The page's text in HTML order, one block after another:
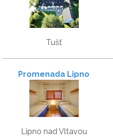
Tušť
Promenada Lipno
Lipno nad Vltavou